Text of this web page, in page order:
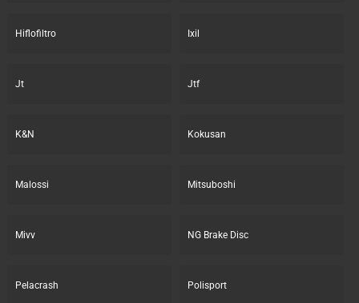
Hiflofiltro Ixil
Jt Jtf
K&N Kokusan
Malossi Mitsuboshi
Mivv NG Brake Disc
Pelacrash Polisport